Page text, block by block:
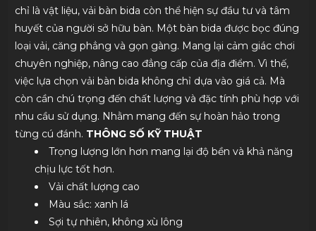
chỉ là vật liệu, vải bàn bida còn thể hiện sự đầu tư và tâm
huyết của người sở hữu bàn. Một bàn bida được bọc đúng
loại vải, căng phẳng và gọn gàng. Mang lại cảm giác chơi
chuyên nghiệp, nâng cao đẳng cấp của địa điểm. Vì thế,
việc lựa chọn vải bàn bida không chỉ dựa vào giá cả. Mà
còn cần chú trọng đến chất lượng và đặc tính phù hợp với
nhu cầu sử dụng. Nhằm mang đến sự hoàn hảo trong
từng cú đánh. THÔNG SỐ KỸ THUẬT
Trọng lượng lớn hơn mang lại độ bền và khả năng
chịu lực tốt hơn.
Vải chất lượng cao
Màu sắc: xanh lá
Sợi tự nhiên, không xù lông